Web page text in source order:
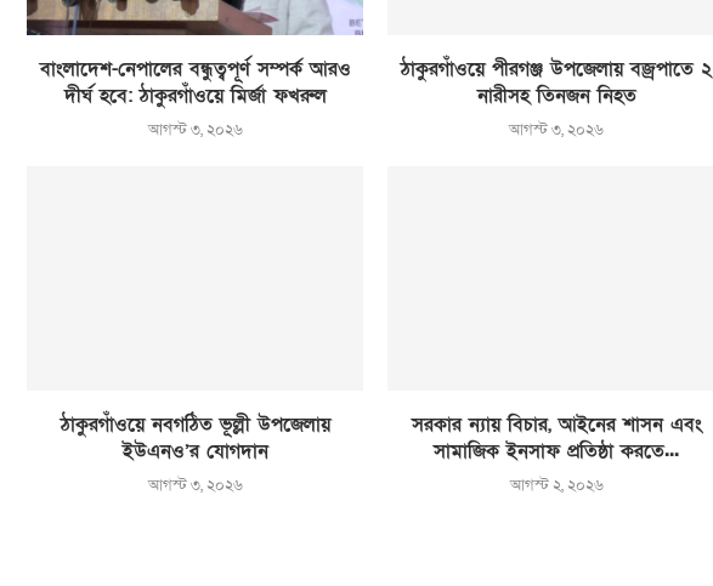
বাংলাদেশ-নেপালের বন্ধুত্বপূর্ণ সম্পর্ক আরও
দীর্ঘ হবে: ঠাকুরগাঁওয়ে মির্জা ফখরুল
আগস্ট ৩, ২০২৬
ঠাকুরগাঁওয়ে পীরগঞ্জ উপজেলায় বজ্রপাতে ২
নারীসহ তিনজন নিহত
আগস্ট ৩, ২০২৬
ঠাকুরগাঁওয়ে নবগঠিত ভূল্লী উপজেলায়
ইউএনও’র যোগদান
আগস্ট ৩, ২০২৬
সরকার ন্যায় বিচার, আইনের শাসন এবং
সামাজিক ইনসাফ প্রতিষ্ঠা করতে...
আগস্ট ২, ২০২৬